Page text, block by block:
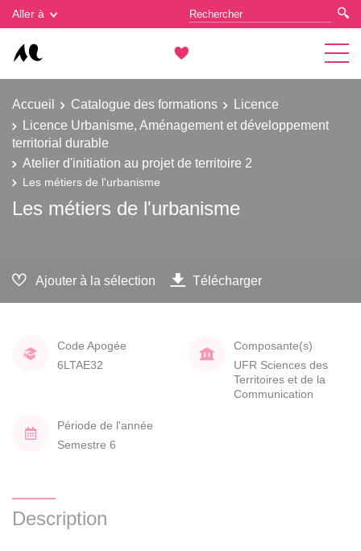
Aller à
Accueil Catalogue des formations
Licence
Licence Urbanisme, Aménagement et développement
territorial durable
Atelier d'initiation au projet de territoire 2
Les métiers de l'urbanisme
Les métiers de l'urbanisme
Ajouter à la sélection Télécharger
Code Apogée
6LTAE32
Composante(s)
UFR Sciences des
Territoires et de la
Communication
Période de l'année
Semestre 6
Description
Gestion des cookies